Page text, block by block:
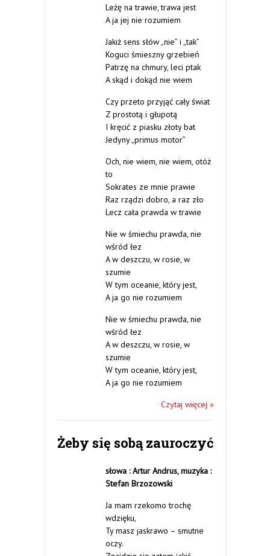
Leżę na trawie, trawa jest
A ja jej nie rozumiem
Jakiż sens słów „nie” i „tak”
Koguci śmieszny grzebień
Patrzę na chmury, leci ptak
A skąd i dokąd nie wiem
Czy przeto przyjąć cały świat
Z prostotą i głupotą
I kręcić z piasku złoty bat
Jedyny „primus motor”
Och, nie wiem, nie wiem, otóż
to
Sokrates ze mnie prawie
Raz rządzi dobro, a raz zło
Lecz cała prawda w trawie
Nie w śmiechu prawda, nie
wśród łez
A w deszczu, w rosie, w
szumie
W tym oceanie, który jest,
A ja go nie rozumiem
Nie w śmiechu prawda, nie
wśród łez
A w deszczu, w rosie, w
szumie
W tym oceanie, który jest,
A ja go nie rozumiem
Czytaj więcej »
Żeby się sobą zauroczyć
słowa : Artur Andrus,muzyka :
Stefan Brzozowski
Ja mam rzekomo trochę
wdzięku,
Ty masz jaskrawo – smutne
oczy.